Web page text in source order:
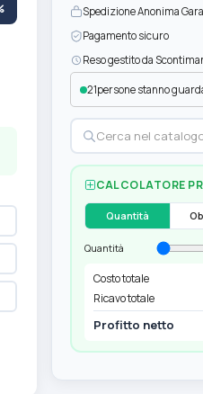
Spedizione Anonima
Pagamento sicuro
Reso gestito da
21persone stanno
CALCOLATORE
Quantità
Quantità
Costo totale
Ricavo totale
Profitto netto